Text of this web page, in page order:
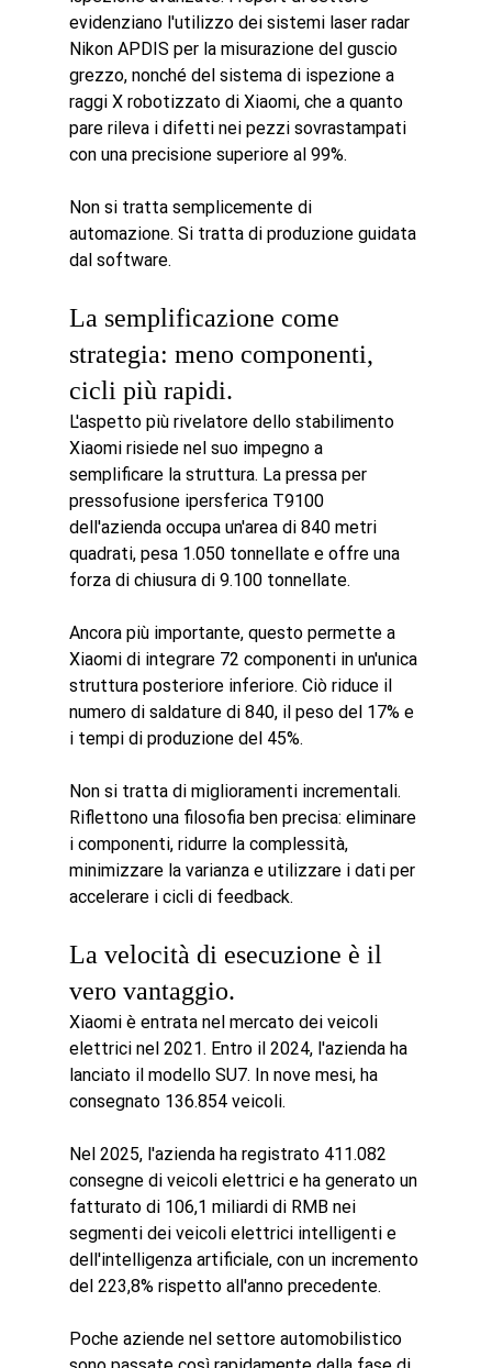
evidenziano l'utilizzo dei sistemi laser radar
Nikon APDIS per la misurazione del guscio
grezzo, nonché del sistema di ispezione a
raggi X robotizzato di Xiaomi, che a quanto
pare rileva i difetti nei pezzi sovrastampati
con una precisione superiore al 99%.
Non si tratta semplicemente di
automazione. Si tratta di produzione guidata
dal software.
La semplificazione come
strategia: meno componenti,
cicli più rapidi.
L'aspetto più rivelatore dello stabilimento
Xiaomi risiede nel suo impegno a
semplificare la struttura. La pressa per
pressofusione ipersferica T9100
dell'azienda occupa un'area di 840 metri
quadrati, pesa 1.050 tonnellate e offre una
forza di chiusura di 9.100 tonnellate.
Ancora più importante, questo permette a
Xiaomi di integrare 72 componenti in un'unica
struttura posteriore inferiore. Ciò riduce il
numero di saldature di 840, il peso del 17% e
i tempi di produzione del 45%.
Non si tratta di miglioramenti incrementali.
Riflettono una filosofia ben precisa: eliminare
i componenti, ridurre la complessità,
minimizzare la varianza e utilizzare i dati per
accelerare i cicli di feedback.
La velocità di esecuzione è il
vero vantaggio.
Xiaomi è entrata nel mercato dei veicoli
elettrici nel 2021. Entro il 2024, l'azienda ha
lanciato il modello SU7. In nove mesi, ha
consegnato 136.854 veicoli.
Nel 2025, l'azienda ha registrato 411.082
consegne di veicoli elettrici e ha generato un
fatturato di 106,1 miliardi di RMB nei
segmenti dei veicoli elettrici intelligenti e
dell'intelligenza artificiale, con un incremento
del 223,8% rispetto all'anno precedente.
Poche aziende nel settore automobilistico